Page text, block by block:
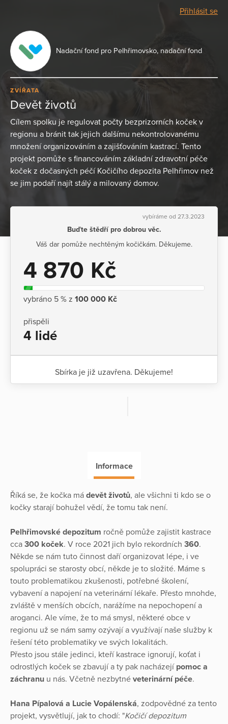
Přihlásit se
Nadační fond pro Pelhřimovsko, nadační fond
ZVÍŘATA
Devět životů
Cílem spolku je regulovat počty bezprizorních koček v
regionu a bránit tak jejich dalšímu nekontrolovanému
množení organizováním a zajišťováním kastrací. Tento
projekt pomůže s financováním základní zdravotní péče
koček z dočasných péčí Kočičího depozita Pelhřimov než
se jim podaří najít stálý a milovaný domov.
vybíráme od 27.3.2023
Buďte štědří pro dobrou věc.
Váš dar pomůže nechtěným kočičkám. Děkujeme.
4 870 Kč
vybráno 5 % z 100 000 Kč
přispěli
4 lidé
Sbírka je již uzavřena. Děkujeme!
Informace
Říká se, že kočka má devět životů, ale všichni ti kdo se o
kočky starají bohužel vědí, že tomu tak není.
Pelhřimovské depozitum ročně pomůže zajistit kastrace
cca 300 koček. V roce 2021 jich bylo rekordních 360.
Někde se nám tuto činnost daří organizovat lépe, i ve
spolupráci se starosty obcí, někde je to složité. Máme s
touto problematikou zkušenosti, potřebné školení,
vybavení a napojení na veterinární lékaře. Přesto mnohde,
zvláště v menších obcích, narážíme na nepochopení a
aroganci. Ale víme, že to má smysl, některé obce v
regionu už se nám samy ozývají a využívají naše služby k
řešení této problematiky ve svých lokalitách.
Přesto jsou stále jedinci, kteří kastrace ignorují, koťat i
odrostlých koček se zbavují a ty pak nacházejí pomoc a
záchranu u nás. Včetně nezbytné veterinární péče.
Hana Pípalová a Lucie Vopálenská, zodpovědné za tento
projekt, vysvětlují, jak to chodí: "Kočičí depozitum